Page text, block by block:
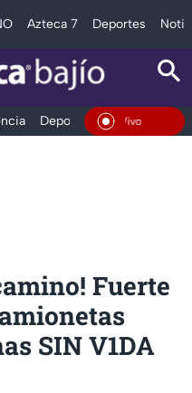
Azteca 7 Deportes
Deportes Espectáculos
En Vivo
Fuerte
SIN V1DA